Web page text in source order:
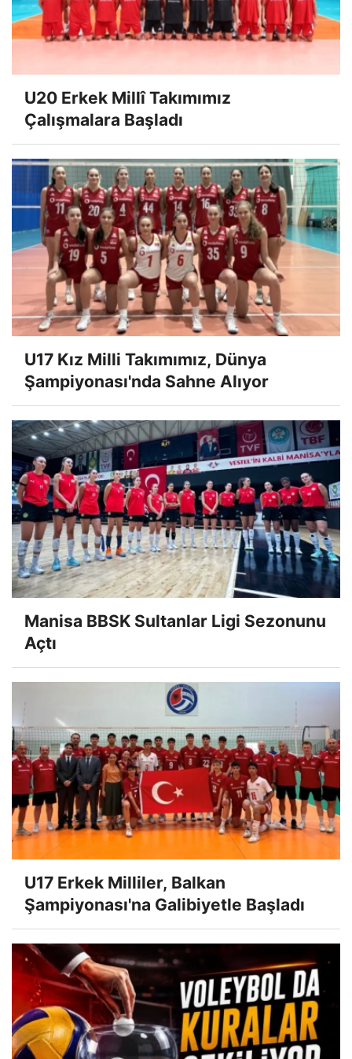
U20 Erkek Millî Takımımız
Çalışmalara Başladı
U17 Kız Milli Takımımız, Dünya
Şampiyonası'nda Sahne Alıyor
Manisa BBSK Sultanlar Ligi Sezonunu
Açtı
U17 Erkek Milliler, Balkan
Şampiyonası'na Galibiyetle Başladı